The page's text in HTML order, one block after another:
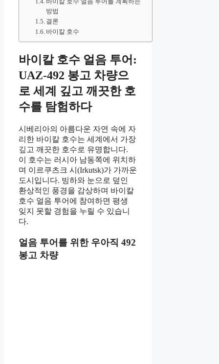
방법
결론
바이칼 호수
바이칼 호수 얼음 투어:
UAZ-492 봉고 차량으
로 세계 깊고 깨끗한 호
수를 탐험하다
시베리아의 아름다운 자연 속에 자
리한 바이칼 호수는 세계에서 가장
깊고 깨끗한 호수로 유명합니다.
이 호수는 러시아 남동쪽에 위치하
며 이르쿠츠크 시(Irkutsk)가 가까운
도시입니다. 빙하와 눈으로 덮인
환상적인 풍경을 감상하며 바이칼
호수 얼음 투어에 참여하면 평생
잊지 못할 경험을 누릴 수 있습니
다.
얼음 투어를 위한 우아직 492
봉고 차량